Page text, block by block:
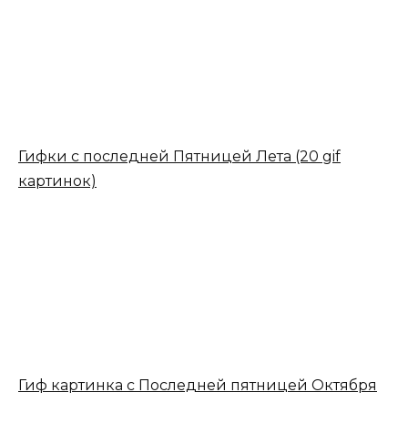
Гифки с последней Пятницей Лета (20 gif
картинок)
Гиф картинка с Последней пятницей Октября